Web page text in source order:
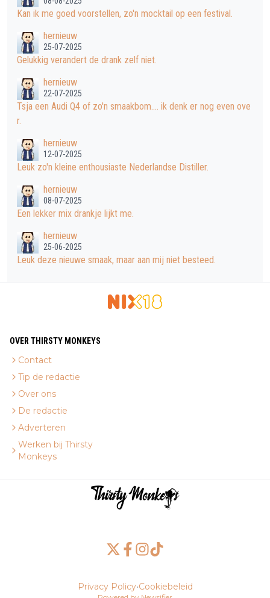
Kan ik me goed voorstellen, zo'n mocktail op een festival.
hernieuw
25-07-2025
Gelukkig verandert de drank zelf niet.
hernieuw
22-07-2025
Tsja een Audi Q4 of zo'n smaakbom.... ik denk er nog even ove
r.
hernieuw
12-07-2025
Leuk zo'n kleine enthousiaste Nederlandse Distiller.
hernieuw
08-07-2025
Een lekker mix drankje lijkt me.
hernieuw
25-06-2025
Leuk deze nieuwe smaak, maar aan mij niet besteed.
OVER THIRSTY MONKEYS
Contact
Tip de redactie
Over ons
De redactie
Adverteren
Werken bij Thirsty
Monkeys
Privacy Policy•Cookiebeleid